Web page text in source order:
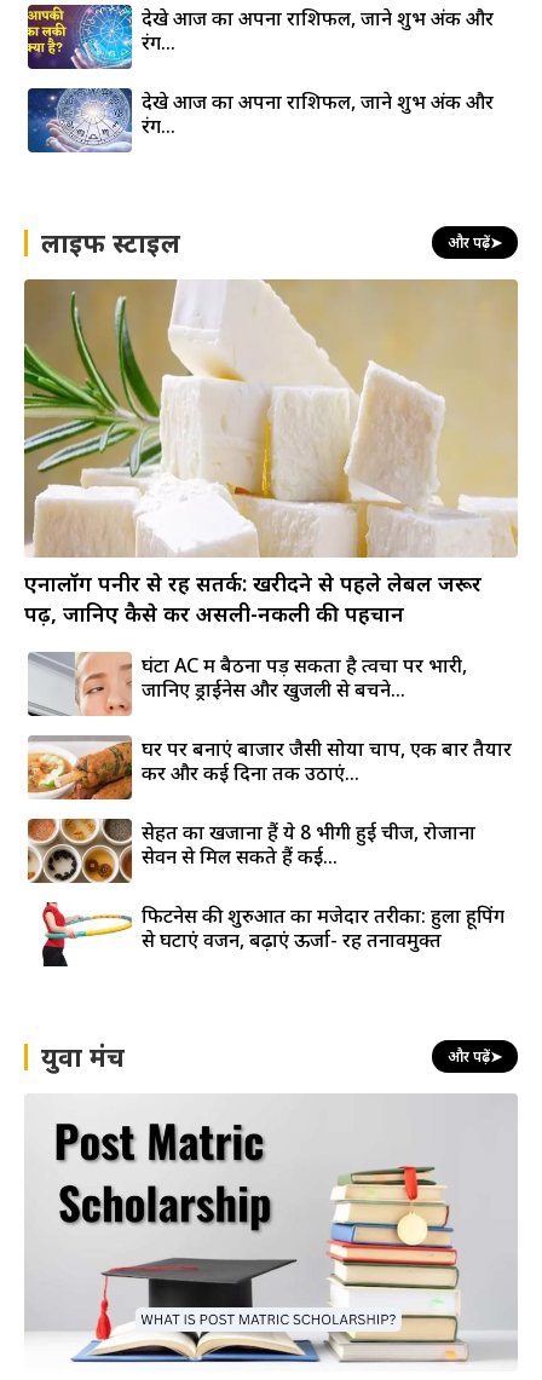
देखे आज का अपना राशिफल, जाने शुभ अंक और
रंग…
देखे आज का अपना राशिफल, जाने शुभ अंक और
रंग…
लाइफ स्टाइल और पढ़ें➤
एनालॉग पनीर से रहें सतर्क: खरीदने से पहले लेबल जरूर
पढ़ें, जानिए कैसे करें असली-नकली की पहचान
घंटों AC में बैठना पड़ सकता है त्वचा पर भारी,
जानिए ड्राईनेस और खुजली से बचने...
घर पर बनाएं बाजार जैसी सोया चाप, एक बार तैयार
करें और कई दिनों तक उठाएं...
सेहत का खजाना हैं ये 8 भीगी हुई चीजें, रोजाना
सेवन से मिल सकते हैं कई...
फिटनेस की शुरुआत का मजेदार तरीका: हुला हूपिंग
से घटाएं वजन, बढ़ाएं ऊर्जा- रहें तनावमुक्त
युवा मंच और पढ़ें➤